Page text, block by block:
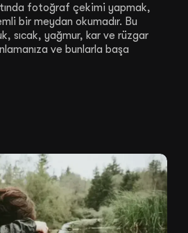
fotoğraf çekimi yapmak,
bir meydan okumadır. Bu
sıcak, yağmur, kar ve rüzgar
ve bunlarla başa